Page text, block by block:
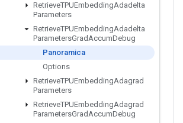
RetrieveTPUEmbeddingAdadelta
Parameters
RetrieveTPUEmbeddingAdadelta
ParametersGradAccumDebug
Panoramica
Options
RetrieveTPUEmbeddingAdagrad
Parameters
RetrieveTPUEmbeddingAdagrad
ParametersGradAccumDebug